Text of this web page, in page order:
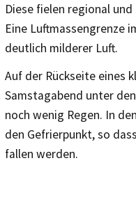
Diese fielen regional
Eine Luftmassengrenze
deutlich milderer Luft.
Auf der Rückseite eines
Samstagabend unter
noch wenig Regen. In
den Gefrierpunkt, so
fallen werden.